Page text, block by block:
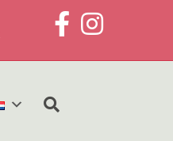
FacebookInstagram